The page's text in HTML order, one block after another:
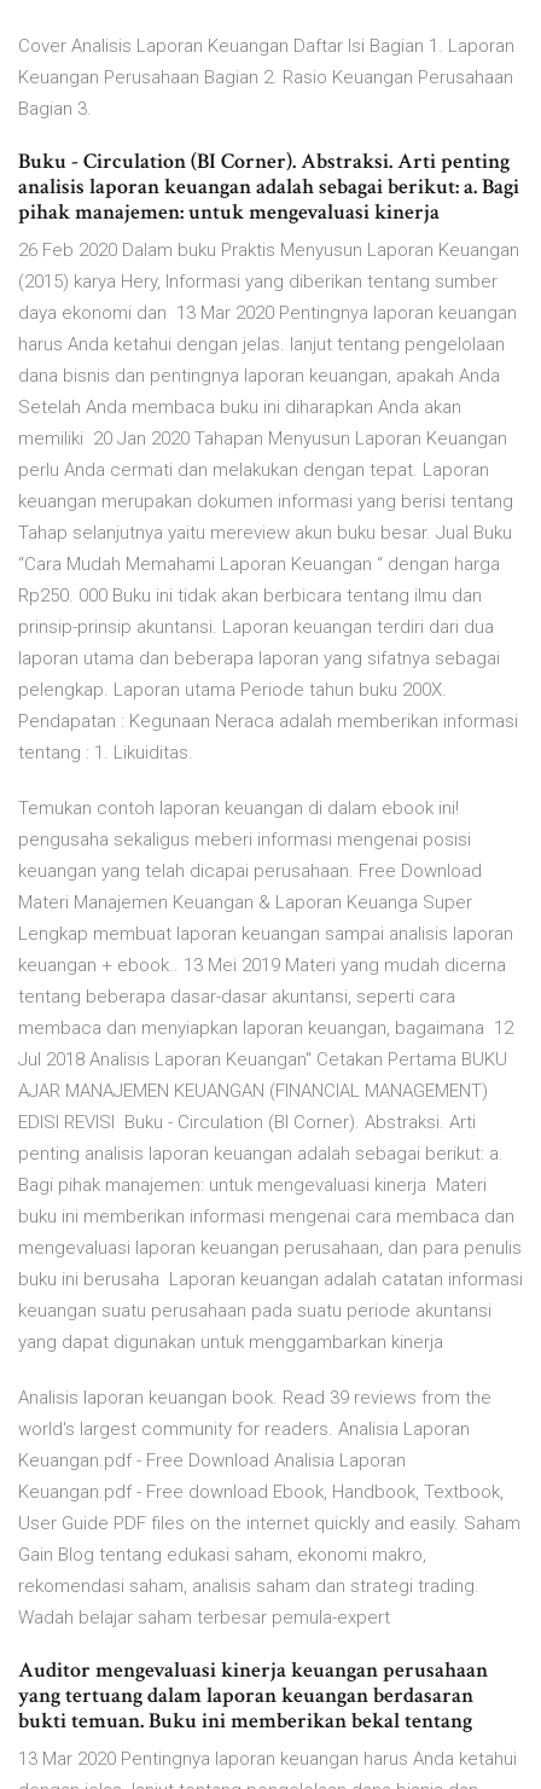
Cover Analisis Laporan Keuangan Daftar Isi Bagian 1. Laporan
Keuangan Perusahaan Bagian 2. Rasio Keuangan Perusahaan
Bagian 3.
Buku - Circulation (BI Corner). Abstraksi. Arti penting
analisis laporan keuangan adalah sebagai berikut: a. Bagi
pihak manajemen: untuk mengevaluasi kinerja
26 Feb 2020 Dalam buku Praktis Menyusun Laporan Keuangan
(2015) karya Hery, Informasi yang diberikan tentang sumber
daya ekonomi dan 13 Mar 2020 Pentingnya laporan keuangan
harus Anda ketahui dengan jelas. lanjut tentang pengelolaan
dana bisnis dan pentingnya laporan keuangan, apakah Anda
Setelah Anda membaca buku ini diharapkan Anda akan
memiliki 20 Jan 2020 Tahapan Menyusun Laporan Keuangan
perlu Anda cermati dan melakukan dengan tepat. Laporan
keuangan merupakan dokumen informasi yang berisi tentang
Tahap selanjutnya yaitu mereview akun buku besar. Jual Buku
“Cara Mudah Memahami Laporan Keuangan “ dengan harga
Rp250. 000 Buku ini tidak akan berbicara tentang ilmu dan
prinsip-prinsip akuntansi. Laporan keuangan terdiri dari dua
laporan utama dan beberapa laporan yang sifatnya sebagai
pelengkap. Laporan utama Periode tahun buku 200X.
Pendapatan : Kegunaan Neraca adalah memberikan informasi
tentang : 1. Likuiditas.
Temukan contoh laporan keuangan di dalam ebook ini!
pengusaha sekaligus meberi informasi mengenai posisi
keuangan yang telah dicapai perusahaan. Free Download
Materi Manajemen Keuangan & Laporan Keuanga Super
Lengkap membuat laporan keuangan sampai analisis laporan
keuangan + ebook.. 13 Mei 2019 Materi yang mudah dicerna
tentang beberapa dasar-dasar akuntansi, seperti cara
membaca dan menyiapkan laporan keuangan, bagaimana 12
Jul 2018 Analisis Laporan Keuangan" Cetakan Pertama BUKU
AJAR MANAJEMEN KEUANGAN (FINANCIAL MANAGEMENT)
EDISI REVISI Buku - Circulation (BI Corner). Abstraksi. Arti
penting analisis laporan keuangan adalah sebagai berikut: a.
Bagi pihak manajemen: untuk mengevaluasi kinerja Materi
buku ini memberikan informasi mengenai cara membaca dan
mengevaluasi laporan keuangan perusahaan, dan para penulis
buku ini berusaha Laporan keuangan adalah catatan informasi
keuangan suatu perusahaan pada suatu periode akuntansi
yang dapat digunakan untuk menggambarkan kinerja
Analisis laporan keuangan book. Read 39 reviews from the
world's largest community for readers. Analisia Laporan
Keuangan.pdf - Free Download Analisia Laporan
Keuangan.pdf - Free download Ebook, Handbook, Textbook,
User Guide PDF files on the internet quickly and easily. Saham
Gain Blog tentang edukasi saham, ekonomi makro,
rekomendasi saham, analisis saham dan strategi trading.
Wadah belajar saham terbesar pemula-expert
Auditor mengevaluasi kinerja keuangan perusahaan
yang tertuang dalam laporan keuangan berdasaran
bukti temuan. Buku ini memberikan bekal tentang
13 Mar 2020 Pentingnya laporan keuangan harus Anda ketahui